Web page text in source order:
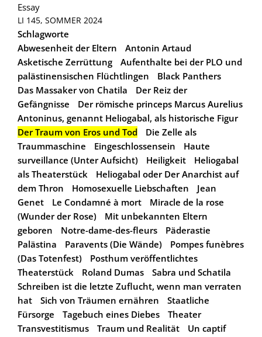
Essay
LI 145, SOMMER 2024
Schlagworte
Abwesenheit der Eltern
Antonin Artaud
Asketische Zerrüttung
Aufenthalte bei der PLO und
palästinensischen Flüchtlingen
Black Panthers
Das Massaker von Chatila
Der Reiz der
Gefängnisse
Der römische princeps Marcus Aurelius
Antoninus, genannt Heliogabal, als historische Figur
Der Traum von Eros und Tod
Die Zelle als
Traummaschine
Eingeschlossensein
Haute
surveillance (Unter Aufsicht)
Heiligkeit
Heliogabal
als Theaterstück
Heliogabal oder Der Anarchist auf
dem Thron
Homosexuelle Liebschaften
Jean
Genet
Le Condamné à mort
Miracle de la rose
(Wunder der Rose)
Mit unbekannten Eltern
geboren
Notre-dame-des-fleurs
Päderastie
Palästina
Paravents (Die Wände)
Pompes funèbres
(Das Totenfest)
Posthum veröffentlichtes
Theaterstück
Roland Dumas
Sabra und Schatila
Schreiben ist die letzte Zuflucht, wenn man verraten
hat
Sich von Träumen ernähren
Staatliche
Fürsorge
Tagebuch eines Diebes
Theater
Transvestitismus
Traum und Realität
Un captif